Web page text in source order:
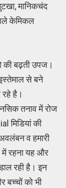
मानिकचंद
केमिकल
बढ़ती उपज।
से बने
है।
तनाव में रोज
मिडियां की
व हमारी
में रहना यह और
रही है। इन
बच्चों को भी